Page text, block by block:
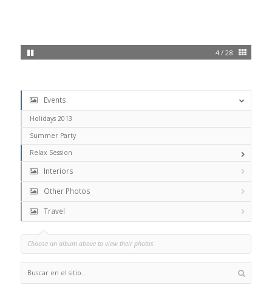
4 / 28
Events
Holidays 2013
Summer Party
Relax Session
Interiors
Other Photos
Travel
Choose an album above to view their photos